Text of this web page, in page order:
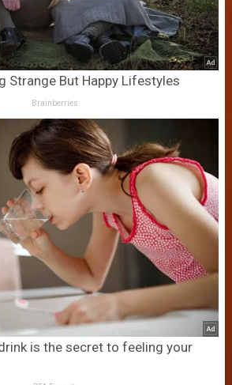
Strange But Happy Lifestyles
Brainberries
is the secret to feeling your